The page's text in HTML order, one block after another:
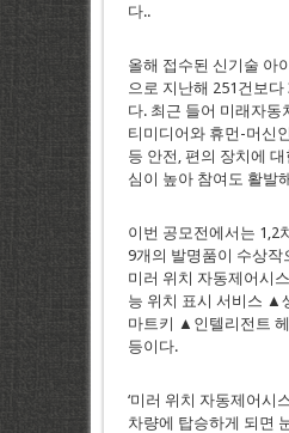
다..
올해 접수된 신기술 아
으로 지난해 251건보다
다. 최근 들어 미래자동
티미디어와 휴먼-머신
등 안전, 편의 장치에
심이 높아 참여도 활발
이번 공모전에서는 1,2
9개의 발명품이 수상
미러 위치 자동제어시
능 위치 표시 서비스 ▲
마트키 ▲인텔리전트
등이다.
‘미러 위치 자동제어시
차량에 탑승하게 되면